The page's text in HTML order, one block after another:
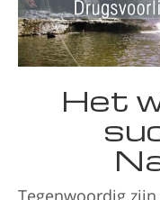
Het
Tegenwoordig